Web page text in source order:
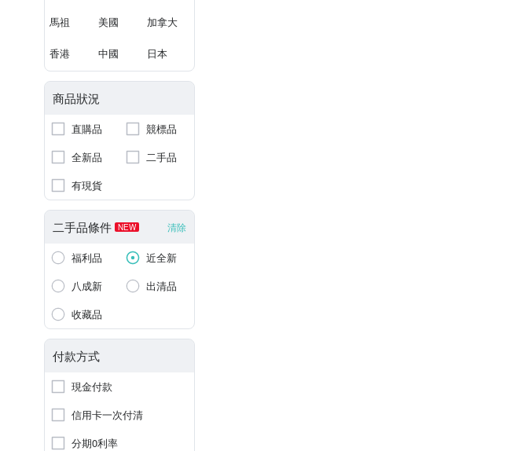
馬祖 美國 加拿大
香港 中國 日本
商品狀況
直購品
競標品
全新品
二手品
有現貨
二手品條件 NEW 清除
福利品
近全新
八成新
出清品
收藏品
付款方式
現金付款
信用卡一次付清
分期0利率